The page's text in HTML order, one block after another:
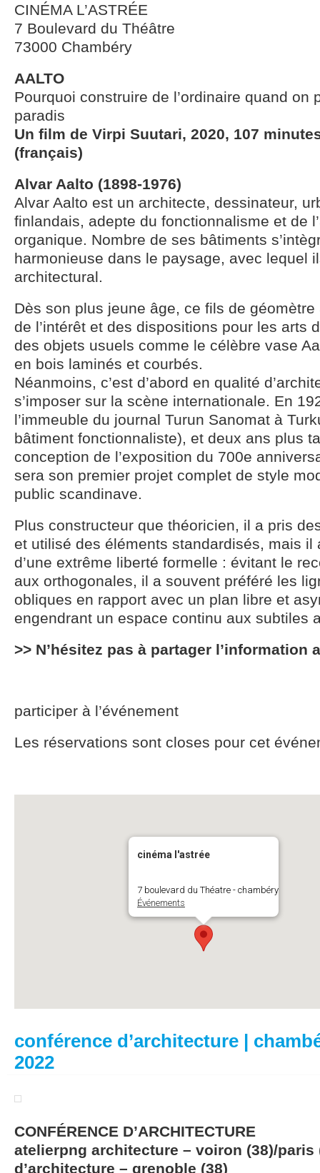
CINÉMA L’ASTRÉE
7 Boulevard du Théâtre
73000 Chambéry
AALTO
Pourquoi construire de l’ordinaire quand on
paradis
Un film de Virpi Suutari, 2020, 107
(français)
Alvar Aalto (1898-1976)
Alvar Aalto est un architecte, dessinateur,
finlandais, adepte du fonctionnalisme et de
organique. Nombre de ses bâtiments
harmonieuse dans le paysage, avec lequel
architectural.
Dès son plus jeune âge, ce fils de
de l’intérêt et des dispositions pour les arts
des objets usuels comme le célèbre vase
en bois laminés et courbés.
Néanmoins, c’est d’abord en qualité
s’imposer sur la scène internationale. En
l’immeuble du journal Turun Sanomat à
bâtiment fonctionnaliste), et deux ans plus
conception de l’exposition du 700e
sera son premier projet complet de style
public scandinave.
Plus constructeur que théoricien, il a pris
et utilisé des éléments standardisés, mais il
d’une extrême liberté formelle : évitant le
aux orthogonales, il a souvent préféré les
obliques en rapport avec un plan libre et
engendrant un espace continu aux subtiles
>> N’hésitez pas à partager l’information
participer à l’événement
Les réservations sont closes pour cet
cinéma l'astrée
7 boulevard du Théatre - chambéry
Événements
conférence d’architecture |
2022
CONFÉRENCE D’ARCHITECTURE
atelierpng architecture – voiron (38)/paris
d’architecture – grenoble (38)